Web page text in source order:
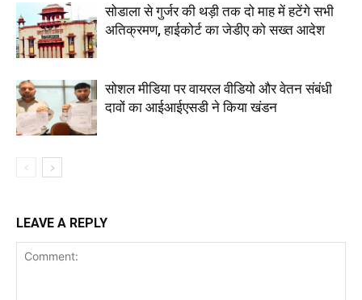
सोडाला से गुर्जर की थड़ी तक दो माह में हटेंगे सभी
अतिक्रमण, हाईकोर्ट का जेडीए को सख्त आदेश
सोशल मीडिया पर वायरल वीडियो और वेतन संबंधी
दावों का आईआईएसडी ने किया खंडन
LEAVE A REPLY